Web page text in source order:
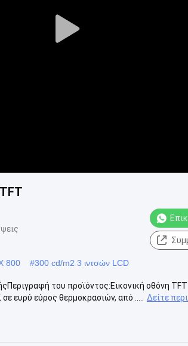
Play
800 #300 cd/m2 3 ιντσών LCD
του προϊόντος:Εικονική οθόνη
ευρύ εύρος θερμοκρασιών, από .....
Δείτε